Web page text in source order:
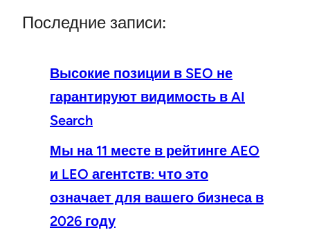
Последние записи:
Высокие позиции в SEO не
гарантируют видимость в AI
Search
Мы на 11 месте в рейтинге AEO
и LEO агентств: что это
означает для вашего бизнеса в
2026 году